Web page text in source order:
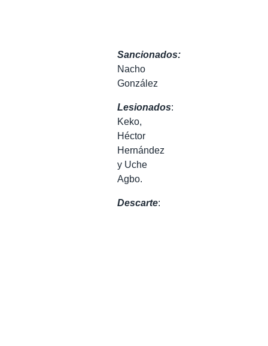
Sancionados:
Nacho
González
Lesionados:
Keko,
Héctor
Hernández
y Uche
Agbo.
Descarte: